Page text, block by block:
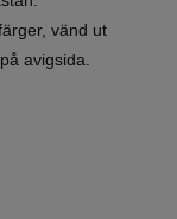
vänd ut
avigsida.